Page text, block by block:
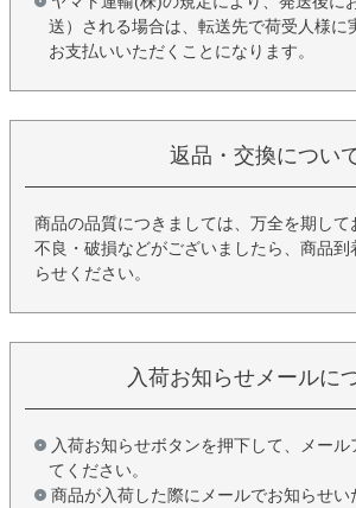
送）される場合は、転送先で荷受人様に
お支払いいただくことになります。
返品・交換につい
商品の品質につきましては、万全を期して
不良・破損などがございましたら、商品到
らせください。
入荷お知らせメールに
入荷お知らせボタンを押下して、メール
てください。
商品が入荷した際にメールでお知らせい